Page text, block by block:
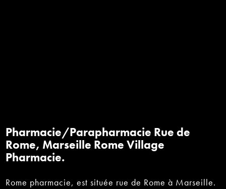
Pharmacie/Parapharmacie Rue de
Rome, Marseille Rome Village
Pharmacie.
Rome pharmacie, est située rue de Rome à Marseille.